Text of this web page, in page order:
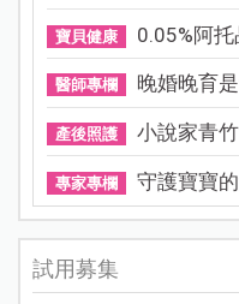
寶貝健康 0.05%阿
醫師專欄 晚婚晚育
產後照護 小說家青
專家專欄 守護寶寶
試用募集